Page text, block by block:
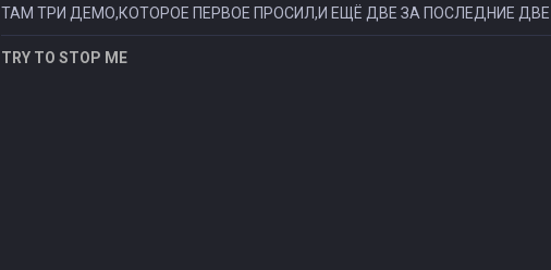
ТАМ ТРИ ДЕМО,КОТОРОЕ ПЕРВОЕ ПРОСИЛ,И ЕЩЁ ДВЕ ЗА ПОСЛЕДНИЕ ДВЕ
TRY TO STOP ME